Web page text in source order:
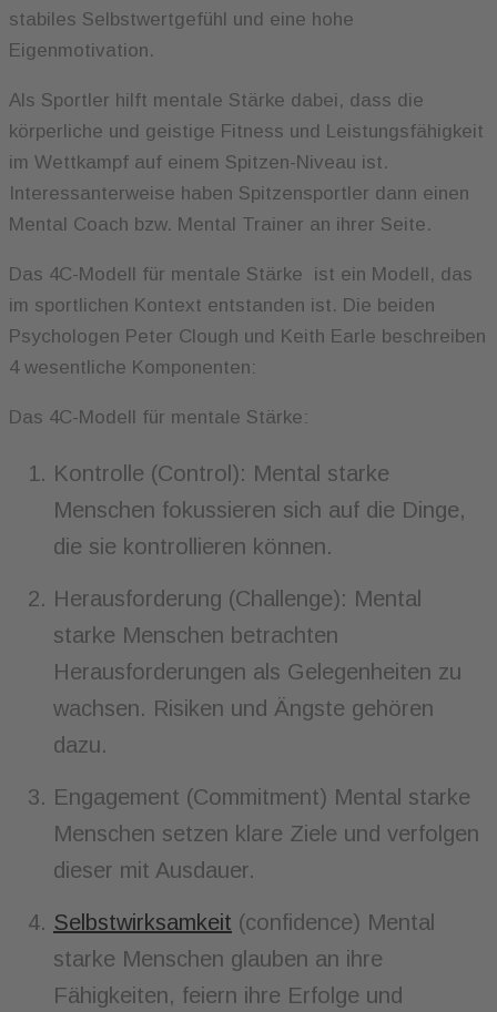
stabiles Selbstwertgefühl und eine hohe
Eigenmotivation.
Als Sportler hilft mentale Stärke dabei, dass die
körperliche und geistige Fitness und Leistungsfähigkeit
im Wettkampf auf einem Spitzen-Niveau ist.
Interessanterweise haben Spitzensportler dann einen
Mental Coach bzw. Mental Trainer an ihrer Seite.
Das 4C-Modell für mentale Stärke ist ein Modell, das
im sportlichen Kontext entstanden ist. Die beiden
Psychologen Peter Clough und Keith Earle beschreiben
4 wesentliche Komponenten:
Das 4C-Modell für mentale Stärke:
Kontrolle (Control): Mental starke
Menschen fokussieren sich auf die Dinge,
die sie kontrollieren können.
Herausforderung (Challenge): Mental
starke Menschen betrachten
Herausforderungen als Gelegenheiten zu
wachsen. Risiken und Ängste gehören
dazu.
Engagement (Commitment) Mental starke
Menschen setzen klare Ziele und verfolgen
dieser mit Ausdauer.
Selbstwirksamkeit (confidence) Mental
starke Menschen glauben an ihre
Fähigkeiten, feiern ihre Erfolge und